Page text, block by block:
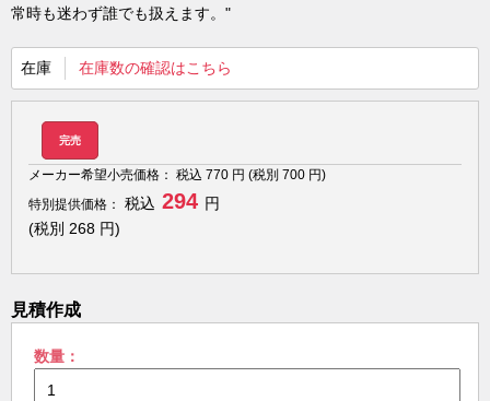
常時も迷わず誰でも扱えます。"
在庫 在庫数の確認はこちら
完売
メーカー希望小売価格： 税込 770 円 (税別 700 円)
特別提供価格：
税込 294 円
(税別 268 円)
見積作成
数量：